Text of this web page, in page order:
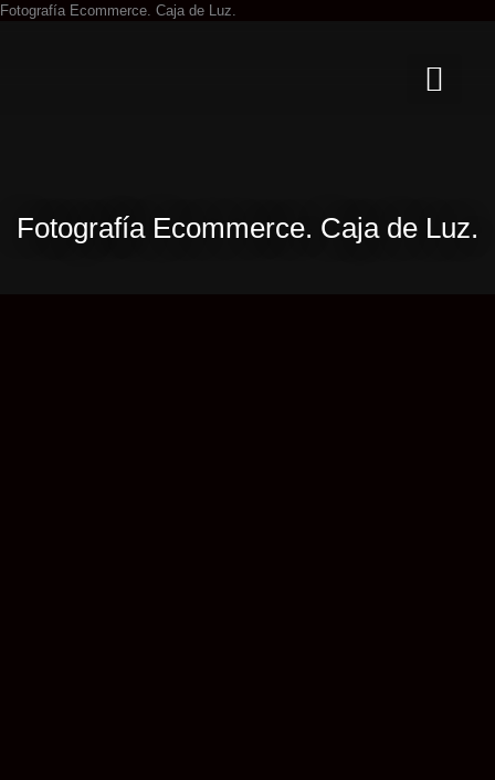
Fotografía Ecommerce. Caja de Luz.
Fotografía Ecommerce. Caja de Luz.